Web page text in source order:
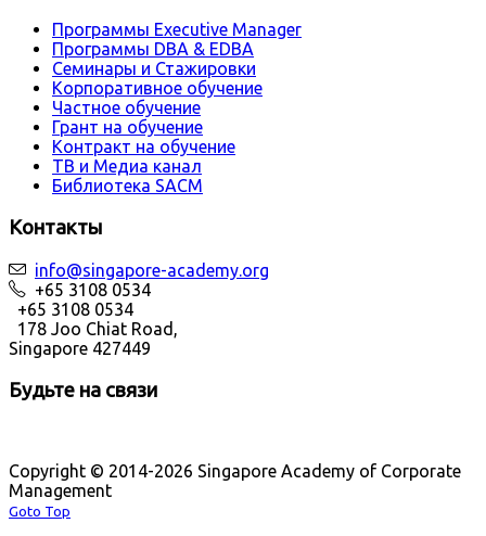
Программы Executive Manager
Программы DBA & EDBA
Семинары и Стажировки
Корпоративное обучение
Частное обучение
Грант на обучение
Контракт на обучение
ТВ и Медиа канал
Библиотека SACM
Контакты
info@singapore-academy.org
+65 3108 0534
+65 3108 0534
178 Joo Chiat Road,
Singapore 427449
Будьте на связи
Copyright © 2014-2026 Singapore Academy of Corporate
Management
Goto Top